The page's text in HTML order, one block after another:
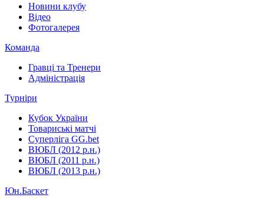
Новини клубу
Відео
Фотогалерея
Команда
Гравці та Тренери
Адміністрація
Турніри
Кубок України
Товариські матчі
Суперліга GG.bet
ВЮБЛ (2012 р.н.)
ВЮБЛ (2011 р.н.)
ВЮБЛ (2013 р.н.)
Юн.Баскет